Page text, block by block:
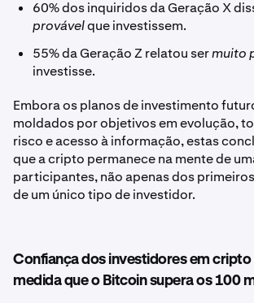
60% dos inquiridos da Geração X
provávelque investissem.
55% da Geração Z relatou sermuito
investisse.
Embora os planos de investimento
moldados por objetivos em evolução,
risco e acesso à informação, estas
que a cripto permanece na mente de
participantes, não apenas dos
de um único tipo de investidor.
Confiança dos investidores em cripto
medida que o Bitcoin supera os 100